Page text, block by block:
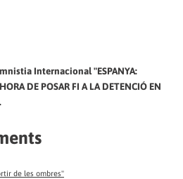
Internacional "ESPANYA:
DE POSAR FI A LA DETENCIÓ EN
de les ombres"